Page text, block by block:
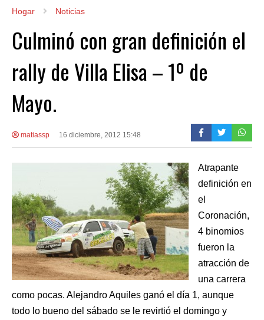
Hogar Noticias
Culminó con gran definición el
rally de Villa Elisa – 1º de
Mayo.
matiassp 16 diciembre, 2012 15:48
Atrapante
definición en
el
Coronación,
4 binomios
fueron la
atracción de
una carrera
como pocas. Alejandro Aquiles ganó el día 1, aunque
todo lo bueno del sábado se le revirtió el domingo y